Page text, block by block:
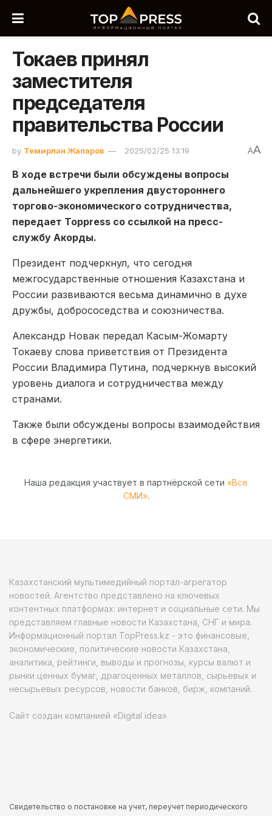
Токаев принял
заместителя
председателя
правительства России
by Темирлан Жапаров 2025/02/25 13:19 AA
В ходе встречи были обсуждены вопросы
дальнейшего укрепления двустороннего
торгово-экономического сотрудничества,
передает Toppress со ссылкой на пресс-
службу Акорды.
Президент подчеркнул, что сегодня
межгосударственные отношения Казахстана и
России развиваются весьма динамично в духе
дружбы, добрососедства и союзничества.
Александр Новак передал Касым-Жомарту
Токаеву слова приветствия от Президента
России Владимира Путина, подчеркнув высокий
уровень диалога и сотрудничества между
странами.
Также были обсуждены вопросы взаимодействия
в сфере энергетики.
Наша редакция участвует в партнёрской сети «Все
СМИ».
Казахстанский мультимедийный портал-агрегатор
новостей. Агентство представлено на ключевых
контентных платформах: интернет и социальные сети. Мы
представляем главные новости Казахстана, СНГ и мира.
Информационный портал TopPress.kz - это финансовые,
экономические, политические новости Казахстана,
аналитика, рейтинги, выводы и прогнозы, курсы валют и
рынки ценных бумаг, драгоценных металлов, сырьевых и
несырьевых ресурсов, новости банков, бирж, компаний.
Сайт создан компанией «Digital idea»
Свидетельство о постановке на учет, переучет периодического